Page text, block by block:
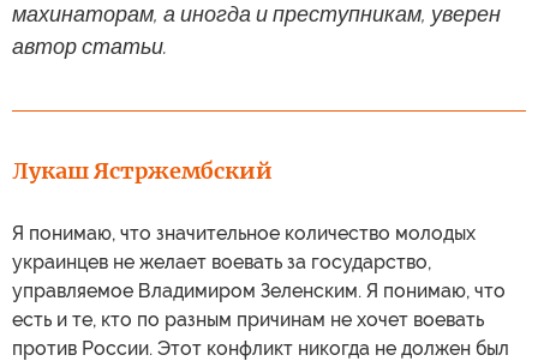
махинаторам, а иногда и преступникам, уверен
автор статьи.
Лукаш Ястржембский
Я понимаю, что значительное количество молодых
украинцев не желает воевать за государство,
управляемое Владимиром Зеленским. Я понимаю, что
есть и те, кто по разным причинам не хочет воевать
против России. Этот конфликт никогда не должен был